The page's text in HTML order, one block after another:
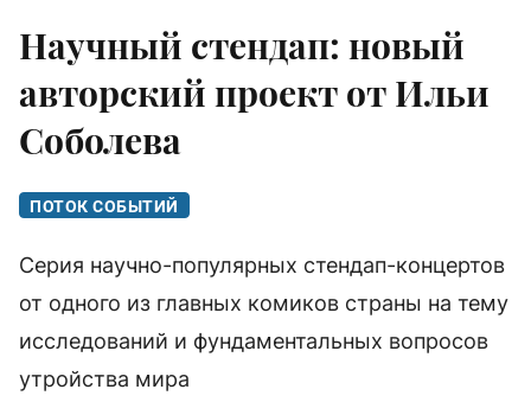
Научный стендап: новый
авторский проект от Ильи
Соболева
ПОТОК СОБЫТИЙ
Серия научно-популярных стендап-концертов
от одного из главных комиков страны на тему
исследований и фундаментальных вопросов
утройства мира